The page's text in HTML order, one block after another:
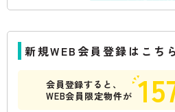
新規WEB会員登録はこちら
会員登録すると、
WEB会員限定物件が